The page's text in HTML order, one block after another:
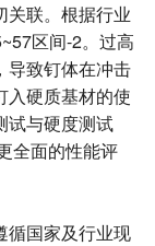
关联。根据行业
区间-2。过高
导致钉体在冲击
入硬质基材的使
试与硬度测试
全面的性能评
循国家及行业现